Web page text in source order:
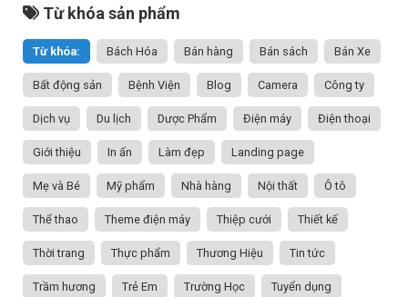
Từ khóa sản phẩm
Từ khóa: Bách Hóa Bán hàng Bán sách Bán Xe
Bất động sản Bệnh Viện Blog Camera Công ty
Dịch vụ Du lịch Dược Phẩm Điện máy Điện thoại
Giới thiệu In ấn Làm đẹp Landing page
Mẹ và Bé Mỹ phẩm Nhà hàng Nội thất Ô tô
Thể thao Theme điện máy Thiệp cưới Thiết kế
Thời trang Thực phẩm Thương Hiệu Tin tức
Trầm hương Trẻ Em Trường Học Tuyển dụng